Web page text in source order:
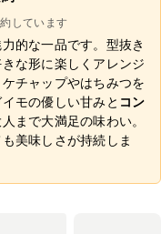
しています
的な一品です。型抜き
な形に楽しくアレンジ
チャップやはちみつを
モの優しい甘みと コン
まで大満足の味わい。
美味しさが持続しま